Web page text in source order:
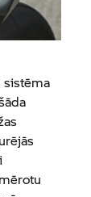
sistēma